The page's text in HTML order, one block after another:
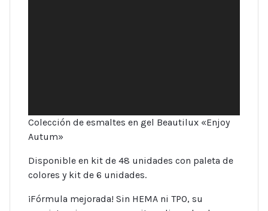
Colección de esmaltes en gel Beautilux «Enjoy
Autum»
Disponible en kit de 48 unidades con paleta de
colores y kit de 6 unidades.
¡Fórmula mejorada! Sin HEMA ni TPO, su